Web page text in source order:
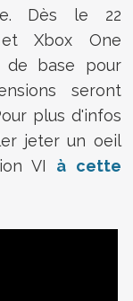
Dès le 22
Xbox One
base pour
seront
plus d'infos
jeter un oeil
VI à cette